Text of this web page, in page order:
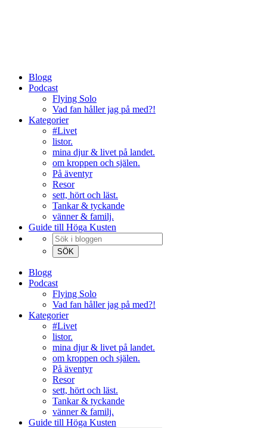
Blogg
Podcast
Flying Solo
Vad fan håller jag på med?!
Kategorier
#Livet
listor.
mina djur & livet på landet.
om kroppen och själen.
På äventyr
Resor
sett, hört och läst.
Tankar & tyckande
vänner & familj.
Guide till Höga Kusten
Blogg
Podcast
Flying Solo
Vad fan håller jag på med?!
Kategorier
#Livet
listor.
mina djur & livet på landet.
om kroppen och själen.
På äventyr
Resor
sett, hört och läst.
Tankar & tyckande
vänner & familj.
Guide till Höga Kusten